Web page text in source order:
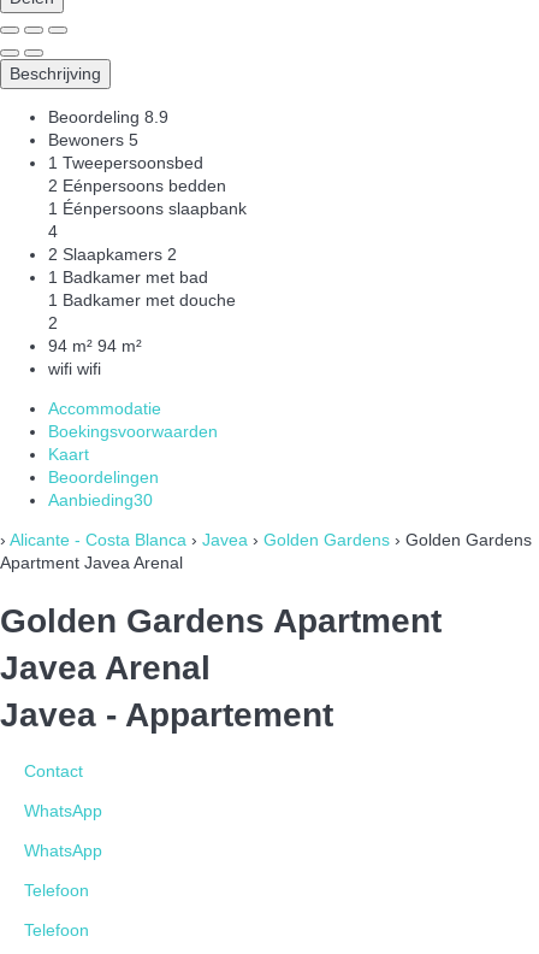
Beschrijving
Beoordeling 8.9
Bewoners 5
1 Tweepersoonsbed
2 Eénpersoons bedden
1 Éénpersoons slaapbank
4
2 Slaapkamers 2
1 Badkamer met bad
1 Badkamer met douche
2
94 m² 94 m²
wifi wifi
Accommodatie
Boekingsvoorwaarden
Kaart
Beoordelingen
Aanbieding30
› Alicante - Costa Blanca › Javea › Golden Gardens › Golden Gardens
Apartment Javea Arenal
Golden Gardens Apartment
Javea Arenal
Javea - Appartement
Contact
WhatsApp
WhatsApp
Telefoon
Telefoon